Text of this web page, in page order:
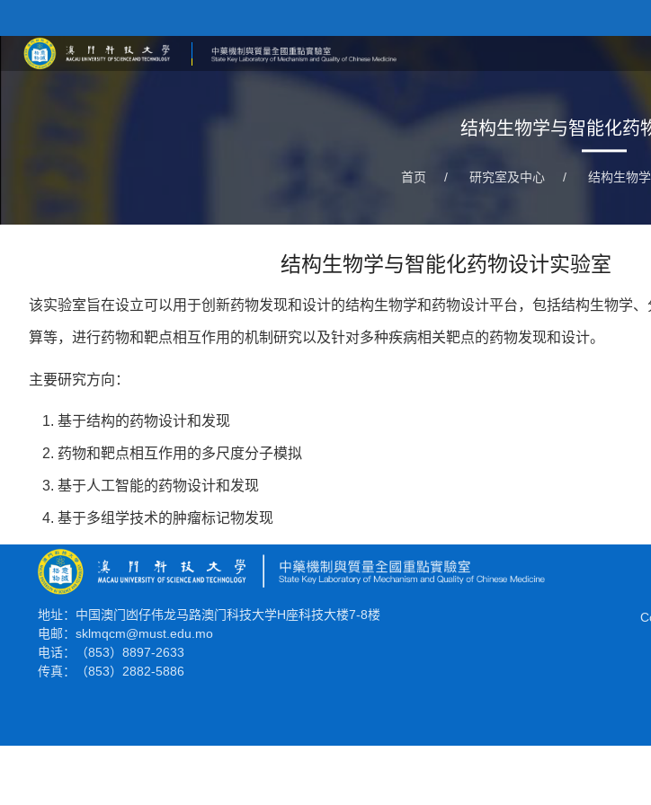
结构生物学与智能化药
首页 / 研究室及中心 / 结构生物
结构生物学与智能化药物设计实验室
该实验室旨在设立可以用于创新药物发现和设计的结构生物学和药物设计平台，包括结构生物学
算等，进行药物和靶点相互作用的机制研究以及针对多种疾病相关靶点的药物发现和设计。
主要研究方向：
基于结构的药物设计和发现
药物和靶点相互作用的多尺度分子模拟
基于人工智能的药物设计和发现
基于多组学技术的肿瘤标记物发现
地址：中国澳门凼仔伟龙马路澳门科技大学H座科技大楼7-8楼
电邮：sklmqcm@must.edu.mo
电话：（853）8897-2633
传真：（853）2882-5886